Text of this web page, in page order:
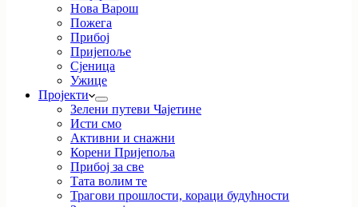
Нова Варош
Пожега
Прибој
Пријепоље
Сјеница
Ужице
Пројекти
Зелени путеви Чајетине
Исти смо
Активни и снажни
Корени Пријепоља
Прибој за све
Тата волим те
Трагови прошлости, кораци будућности